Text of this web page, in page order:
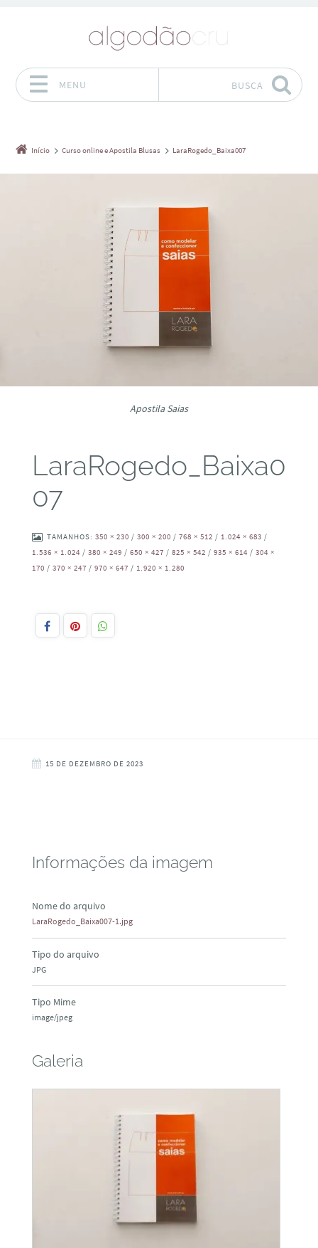
MENU BUSCA
Início Curso online e Apostila Blusas LaraRogedo_Baixa007
Apostila Saias
LaraRogedo_Baixa0
07
TAMANHOS: 350 × 230 / 300 × 200 / 768 × 512 / 1.024 × 683 /
1.536 × 1.024 / 380 × 249 / 650 × 427 / 825 × 542 / 935 × 614 / 304 ×
170 / 370 × 247 / 970 × 647 / 1.920 × 1.280
15 DE DEZEMBRO DE 2023
Informações da imagem
Nome do arquivo
LaraRogedo_Baixa007-1.jpg
Tipo do arquivo
JPG
Tipo Mime
image/jpeg
Galeria